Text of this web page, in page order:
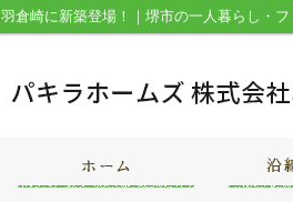
羽倉崎に新築登場！｜堺市の一人暮らし・